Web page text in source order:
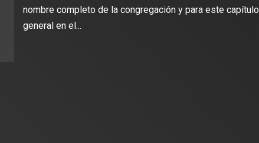
nombre completo de la congregación y para este capítulo
general en el...